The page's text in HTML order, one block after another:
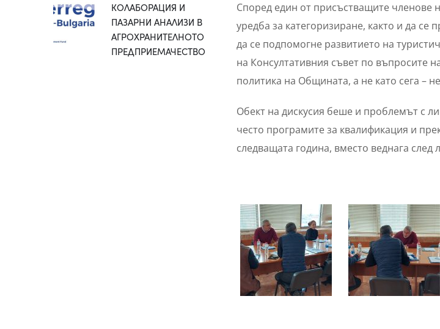
Според един от присъстващите членове
уредба за категоризиране, както и да
да се подпомогне развитието на
на Консултативния съвет по въпросите
политика на Общината, а не като сега –
Обект на дискусия беше и проблемът с
често програмите за квалификация и
следващата година, вместо веднага след
КОЛАБОРАЦИЯ И
ПАЗАРНИ АНАЛИЗИ В
АГРОХРАНИТЕЛНОТО
ПРЕДПРИЕМАЧЕСТВО